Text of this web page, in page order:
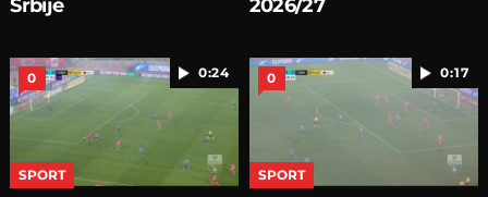
Srbije
2026/27
0:24
0
SPORT
0:17
0
SPORT